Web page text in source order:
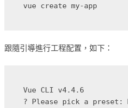
跟隨引導進行工程配置，如下：
Vue CLI v4.4.6
? Please pick a preset: